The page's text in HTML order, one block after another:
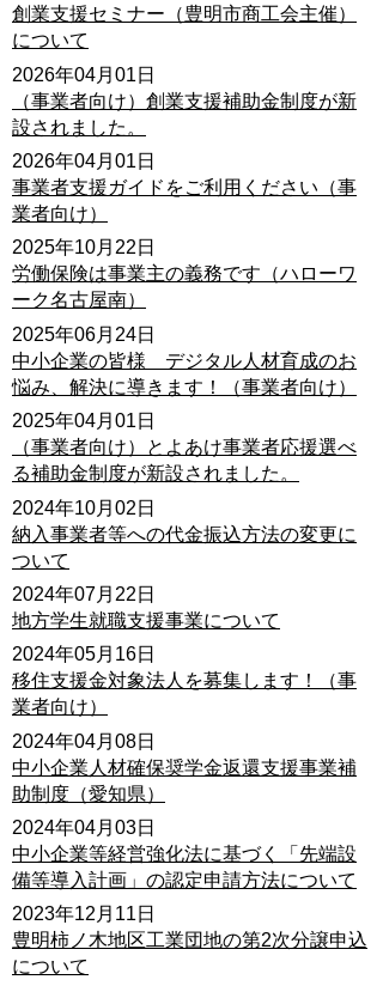
創業支援セミナー（豊明市商工会主催）
について
2026年04月01日
（事業者向け）創業支援補助金制度が新
設されました。
2026年04月01日
事業者支援ガイドをご利用ください（事
業者向け）
2025年10月22日
労働保険は事業主の義務です（ハローワ
ーク名古屋南）
2025年06月24日
中小企業の皆様 デジタル人材育成のお
悩み、解決に導きます！（事業者向け）
2025年04月01日
（事業者向け）とよあけ事業者応援選べ
る補助金制度が新設されました。
2024年10月02日
納入事業者等への代金振込方法の変更に
ついて
2024年07月22日
地方学生就職支援事業について
2024年05月16日
移住支援金対象法人を募集します！（事
業者向け）
2024年04月08日
中小企業人材確保奨学金返還支援事業補
助制度（愛知県）
2024年04月03日
中小企業等経営強化法に基づく「先端設
備等導入計画」の認定申請方法について
2023年12月11日
豊明柿ノ木地区工業団地の第2次分譲申込
について